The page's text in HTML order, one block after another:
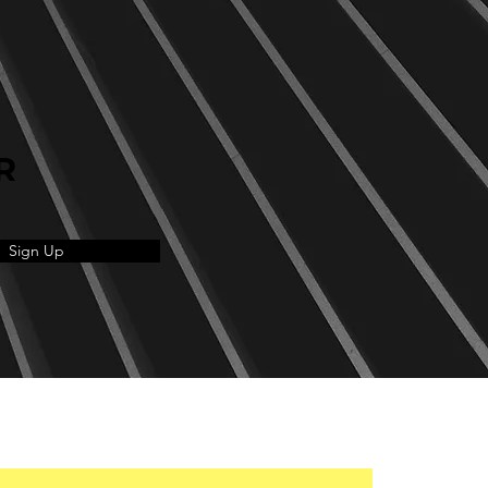
Sign Up